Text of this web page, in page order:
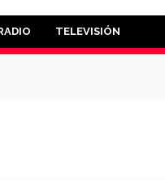
TELEVISIÓN